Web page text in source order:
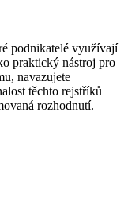
podnikatelé využívají
praktický nástroj pro
navazujete
těchto rejstříků
rozhodnutí.